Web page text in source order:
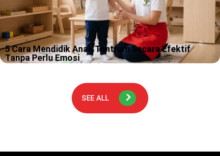
5 Cara Mendidik Anak Tantrum Secara Efektif
Tanpa Perlu Emosi
kelasnya. Kami paham, ada hari ketika suara anak naik sedikit
SEE ALL